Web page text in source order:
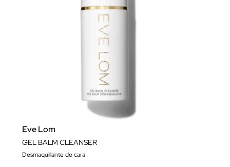
Eve Lom
GEL BALM CLEANSER
Desmaquillante de cara